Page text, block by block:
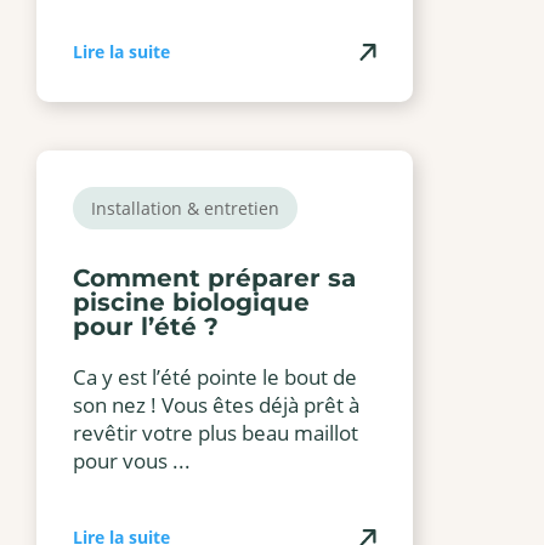
Lire la suite
Installation & entretien
Comment préparer sa
piscine biologique
pour l’été ?
Ca y est l’été pointe le bout de
son nez ! Vous êtes déjà prêt à
revêtir votre plus beau maillot
pour vous ...
Lire la suite